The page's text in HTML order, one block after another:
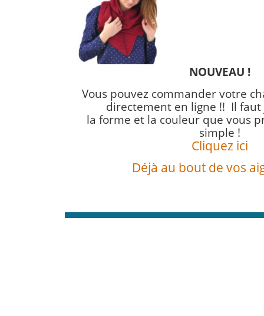
NOUVEAU !
Vous pouvez commander votre
directement en ligne !! Il faut
la forme et la couleur que vous
simple !
Cliquez ici
Déjà au bout de vos